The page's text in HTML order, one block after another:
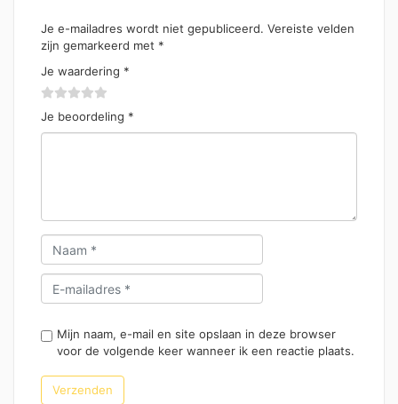
Je e-mailadres wordt niet gepubliceerd. Vereiste velden
zijn gemarkeerd met *
Je waardering *
Je beoordeling *
Mijn naam, e-mail en site opslaan in deze browser
voor de volgende keer wanneer ik een reactie plaats.